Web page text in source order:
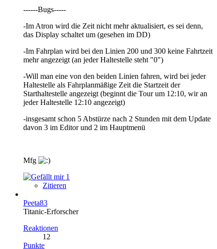
------Bugs-----
-Im Atron wird die Zeit nicht mehr aktualisiert, es sei denn,
das Display schaltet um (gesehen im DD)
-Im Fahrplan wird bei den Linien 200 und 300 keine Fahrtzeit
mehr angezeigt (an jeder Haltestelle steht "0")
-Will man eine von den beiden Linien fahren, wird bei jeder
Haltestelle als Fahrplanmäßige Zeit die Startzeit der
Starthaltestelle angezeigt (beginnt die Tour um 12:10, wir an
jeder Haltestelle 12:10 angezeigt)
-insgesamt schon 5 Abstürze nach 2 Stunden mit dem Update
davon 3 im Editor und 2 im Hauptmenü
Mfg
1
Zitieren
Peeta83
Titanic-Erforscher
Reaktionen
12
Punkte